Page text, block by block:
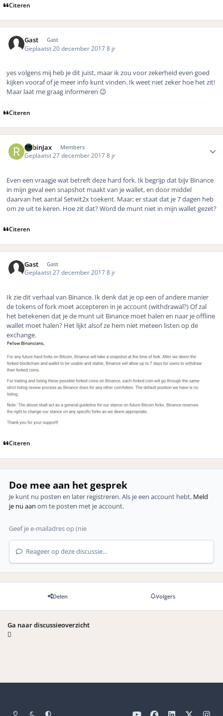
Citeren
Gast Gast
Geplaatst 20 december 20178 jr
yes volgens mij heb je dit juist, maar ik zou voor zekerheid even goed
kijken vooraf of je meer info kunt vinden. Ik weet niet zeker hoe het zit!
Maar laat me graag informeren 😉
Citeren
RobinJax Members
Geplaatst27 december 20178 jr
Even een vraagje wat betreft deze hard fork. Ik begrijp dat bijv Binance
in mijn geval een snapshot maakt van je wallet, en door middel
daarvan het aantal Setwit2x toekent. Maar; er staat dat je 7 dagen heb
om ze uit te keren. Hoe zit dat? Word de munt niet in mijn wallet gezet?
Citeren
Gast Gast
Geplaatst27 december 20178 jr
Ik zie dit verhaal van Binance. Ik denk dat je op een of andere manier
de tokens of fork moet accepteren in je account (withdrawal?) Of zal
het betekenen dat je de munt uit Binance moet halen en naar je offline
wallet moet halen? Het lijkt alsof ze hem niet meteen listen op de
exchange.
Citeren
Doe mee aan het gesprek
Je kunt nu posten en later registreren. Als je een account hebt, Meld
je nu aan om te posten met je account.
Reageer op deze discussie...
Delen Volgers
Ga naar discussieoverzicht
Light ModeDark ModeSysteemvoorkeuren